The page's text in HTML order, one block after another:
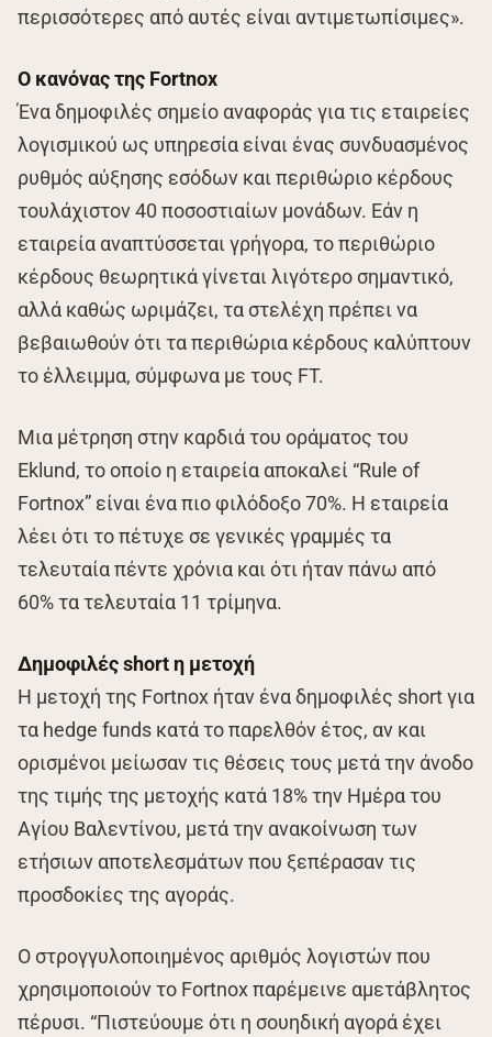
περισσότερες από αυτές είναι αντιμετωπίσιμες».
Ο κανόνας της Fortnox
Ένα δημοφιλές σημείο αναφοράς για τις εταιρείες
λογισμικού ως υπηρεσία είναι ένας συνδυασμένος
ρυθμός αύξησης εσόδων και περιθώριο κέρδους
τουλάχιστον 40 ποσοστιαίων μονάδων. Εάν η
εταιρεία αναπτύσσεται γρήγορα, το περιθώριο
κέρδους θεωρητικά γίνεται λιγότερο σημαντικό,
αλλά καθώς ωριμάζει, τα στελέχη πρέπει να
βεβαιωθούν ότι τα περιθώρια κέρδους καλύπτουν
το έλλειμμα, σύμφωνα με τους FT.
Μια μέτρηση στην καρδιά του οράματος του
Eklund, το οποίο η εταιρεία αποκαλεί “Rule of
Fortnox” είναι ένα πιο φιλόδοξο 70%. Η εταιρεία
λέει ότι το πέτυχε σε γενικές γραμμές τα
τελευταία πέντε χρόνια και ότι ήταν πάνω από
60% τα τελευταία 11 τρίμηνα.
Δημοφιλές short η μετοχή
Η μετοχή της Fortnox ήταν ένα δημοφιλές short για
τα hedge funds κατά το παρελθόν έτος, αν και
ορισμένοι μείωσαν τις θέσεις τους μετά την άνοδο
της τιμής της μετοχής κατά 18% την Ημέρα του
Αγίου Βαλεντίνου, μετά την ανακοίνωση των
ετήσιων αποτελεσμάτων που ξεπέρασαν τις
προσδοκίες της αγοράς.
Ο στρογγυλοποιημένος αριθμός λογιστών που
χρησιμοποιούν το Fortnox παρέμεινε αμετάβλητος
πέρυσι. “Πιστεύουμε ότι η σουηδική αγορά έχει